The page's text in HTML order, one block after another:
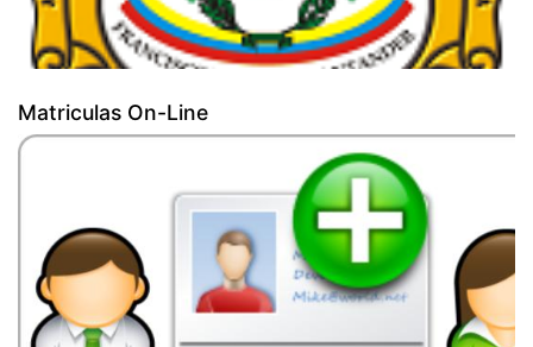
Matriculas On-Line